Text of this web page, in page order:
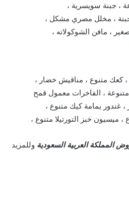
، جبنة سويسرية ،
، مخلل مصري مشكل ،
، مافن الشوكولاته ،
كعك متنوع ، مناقيش خضار ،
، الفاخرات معمول قمح
غندور يمامة كيك متنوع ،
خبز التورتيلا متنوع ،
المملكة العربية السعودية وللمزيد